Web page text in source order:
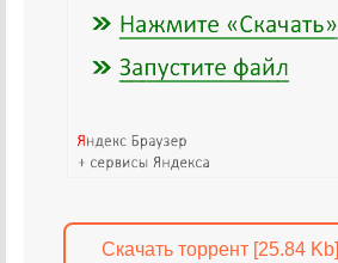
Скачать торрент [25.84 Kb]